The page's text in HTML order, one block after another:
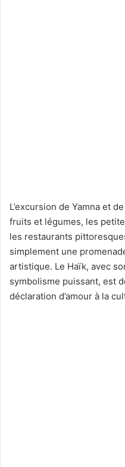
L’excursion de Yamna et
fruits et légumes, les
les restaurants
simplement une
artistique. Le Haïk, avec
symbolisme puissant, est
déclaration d’amour à la